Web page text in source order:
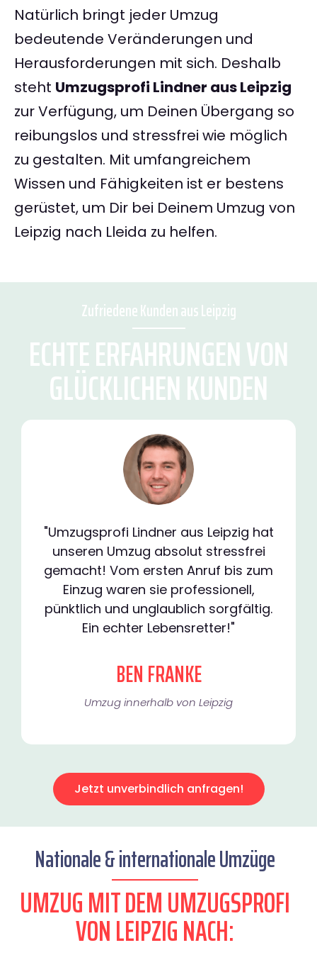
Natürlich bringt jeder Umzug
bedeutende Veränderungen und
Herausforderungen mit sich. Deshalb
steht Umzugsprofi Lindner aus Leipzig
zur Verfügung, um Deinen Übergang so
reibungslos und stressfrei wie möglich
zu gestalten. Mit umfangreichem
Wissen und Fähigkeiten ist er bestens
gerüstet, um Dir bei Deinem Umzug von
Leipzig nach Lleida zu helfen.
Zufriedene Kunden aus Leipzig
ECHTE ERFAHRUNGEN VON
GLÜCKLICHEN KUNDEN
"Umzugsprofi Lindner aus Leipzig hat
unseren Umzug absolut stressfrei
gemacht! Vom ersten Anruf bis zum
Einzug waren sie professionell,
pünktlich und unglaublich sorgfältig.
Ein echter Lebensretter!"
BEN FRANKE
Umzug innerhalb von Leipzig​
Jetzt unverbindlich anfragen!
Nationale & internationale Umzüge
UMZUG MIT DEM UMZUGSPROFI
VON LEIPZIG NACH: